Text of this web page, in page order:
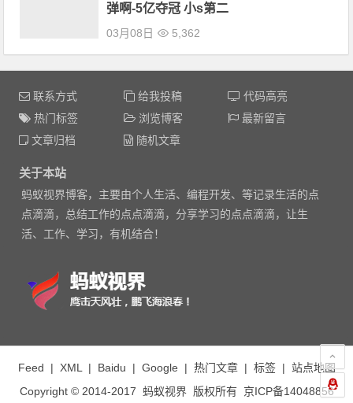
弹啊-5亿夺冠 小s第二
03月08日 5,362
联系方式 给我投稿
代码高亮
热门标签
浏览博客
最新留言
文章归档
随机文章
关于本站
蚂蚁视界博客，主要由个人生活、编程开发、等记录生活的点
点滴滴，总结工作的点点滴滴，分享学习的点点滴滴，让生
活、工作、学习，有机结合！
Feed | XML | Baidu | Google | 热门文章| 标签| 站点地图
Copyright © 2014-2017 蚂蚁视界版权所有 京ICP备14048856